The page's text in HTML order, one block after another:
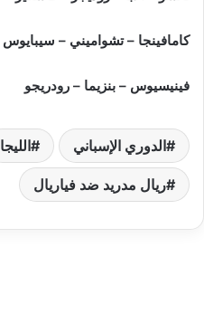
كامافينجا – تشواميني – سيبايوس
فينيسيوس – بنزيما – رودريجو
الدوري الإسباني الليجا
ريال مدريد ضد فياريال